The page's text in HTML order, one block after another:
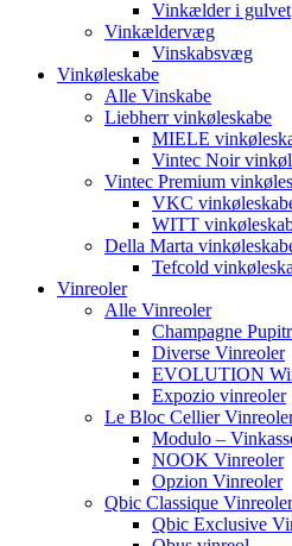
Vinkælder i gulvet
Vinkældervæg
Vinskabsvæg
Vinkøleskabe
Alle Vinskabe
Liebherr vinkøleskabe
MIELE
Vintec Noir
Vintec Premium
VKC
WITT
Della Marta
Tefcold
Vinreoler
Alle Vinreoler
Champagne
Diverse Vinreoler
EVOLUTION
Expozio vinreoler
Le Bloc Cellier
Modulo –
NOOK Vinreoler
Opzion Vinreoler
Qbic Classique Vinreoler
Qbic Exclusive